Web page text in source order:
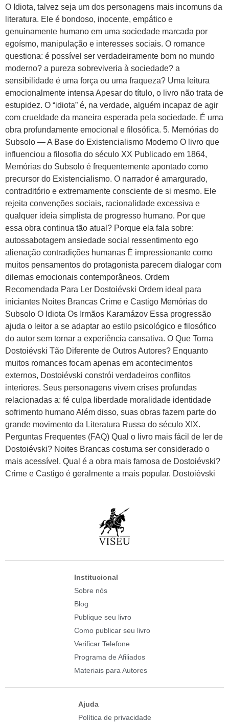
O Idiota, talvez seja um dos personagens mais incomuns da
literatura. Ele é bondoso, inocente, empático e
genuinamente humano em uma sociedade marcada por
egoísmo, manipulação e interesses sociais. O romance
questiona: é possível ser verdadeiramente bom no mundo
moderno? a pureza sobreviveria à sociedade? a
sensibilidade é uma força ou uma fraqueza? Uma leitura
emocionalmente intensa Apesar do título, o livro não trata de
estupidez. O “idiota” é, na verdade, alguém incapaz de agir
com crueldade da maneira esperada pela sociedade. É uma
obra profundamente emocional e filosófica. 5. Memórias do
Subsolo — A Base do Existencialismo Moderno O livro que
influenciou a filosofia do século XX Publicado em 1864,
Memórias do Subsolo é frequentemente apontado como
precursor do Existencialismo. O narrador é amargurado,
contraditório e extremamente consciente de si mesmo. Ele
rejeita convenções sociais, racionalidade excessiva e
qualquer ideia simplista de progresso humano. Por que
essa obra continua tão atual? Porque ela fala sobre:
autossabotagem ansiedade social ressentimento ego
alienação contradições humanas É impressionante como
muitos pensamentos do protagonista parecem dialogar com
dilemas emocionais contemporâneos. Ordem
Recomendada Para Ler Dostoiévski Ordem ideal para
iniciantes Noites Brancas Crime e Castigo Memórias do
Subsolo O Idiota Os Irmãos Karamázov Essa progressão
ajuda o leitor a se adaptar ao estilo psicológico e filosófico
do autor sem tornar a experiência cansativa. O Que Torna
Dostoiévski Tão Diferente de Outros Autores? Enquanto
muitos romances focam apenas em acontecimentos
externos, Dostoiévski constrói verdadeiros conflitos
interiores. Seus personagens vivem crises profundas
relacionadas a: fé culpa liberdade moralidade identidade
sofrimento humano Além disso, suas obras fazem parte do
grande movimento da Literatura Russa do século XIX.
Perguntas Frequentes (FAQ) Qual o livro mais fácil de ler de
Dostoiévski? Noites Brancas costuma ser considerado o
mais acessível. Qual é a obra mais famosa de Dostoiévski?
Crime e Castigo é geralmente a mais popular. Dostoiévski
Institucional
Sobre nós
Blog
Publique seu livro
Como publicar seu livro
Verificar Telefone
Programa de Afiliados
Materiais para Autores
Ajuda
Política de privacidade